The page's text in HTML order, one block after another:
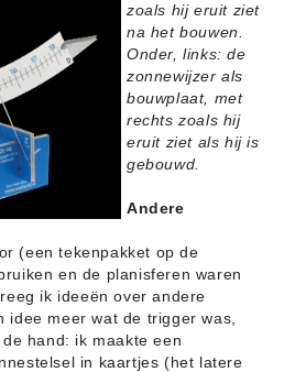
zoals hij eruit ziet
na het bouwen.
Onder, links: de
zonnewijzer als
bouwplaat, met
rechts zoals hij
eruit ziet als hij is
gebouwd.
Andere
(een tekenpakket op de
en de planisferen waren
ik ideeën over andere
idee meer wat de trigger was,
hand: ik maakte een
in kaartjes (het latere